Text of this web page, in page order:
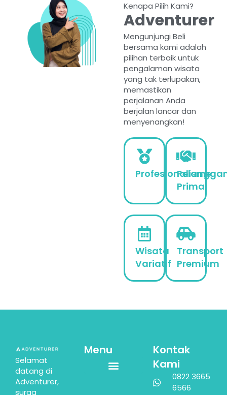
Kenapa Pilih Kami?
Adventurer
Mengunjungi Beli
bersama kami adalah
pilihan terbaik untuk
pengalaman wisata
yang tak terlupakan,
memastikan
perjalanan Anda
berjalan lancar dan
menyenangkan!
Profesionalisme
Prima
Wisata
Variatif
Transport
Premium
Selamat
datang di
Adventurer,
surga
Menu
Kontak
Kami
0822 3665
6566